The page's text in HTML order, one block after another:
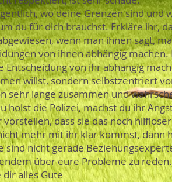
wo deine Grenzen sind
du für dich brauchst. Erkläre ihr,
wenn man ihnen sagt,
von ihnen abhängig
Entscheidung von ihr abhängig
willst, sondern selbstzentriert
sehr lange zusammen und
holst die Polizei, machst du ihr
vorstellen, dass sie das noch
mehr mit ihr klar kommst, dann
sind nicht gerade
über eure Probleme zu
alles Gute